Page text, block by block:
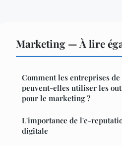
Marketing — À lire
Comment les entreprises
peuvent-elles utiliser les
pour le marketing ?
L'importance de l'e-
digitale